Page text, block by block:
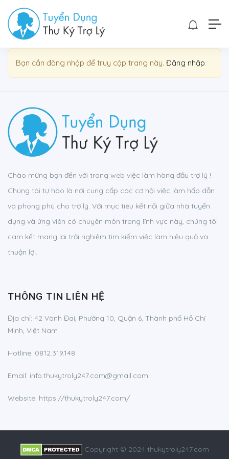
Show Sidebar
Bạn cần đăng nhập để truy cập trang này. Đăng nhập
Chào mừng bạn đến với trang web việc làm hàng đầu trợ lý !
Chúng tôi tự hào là nơi cung cấp các cơ hội việc làm hấp dẫn
và phong phú cho trợ lý. Với mục tiêu kết nối giữa nhà tuyển
dụng và ứng viên có chuyên môn trong lĩnh vực này, chúng tôi
cam kết mang lại trải nghiệm tìm kiếm việc làm hiệu quả và
thuận lợi.
THÔNG TIN LIÊN HỆ
Địa chỉ: 42 Vành Đai, Phường 10, Quận 6, Thành phố Hồ Chí
Minh, Việt Nam
Hotline: 0812.319.148
Email: info.thukytroly247.com@gmail.com
Website: https://thukytroly247.com/
Copyright © 2024 thukytroly247.com